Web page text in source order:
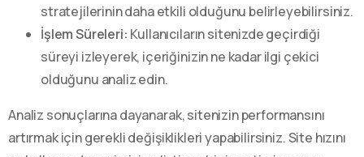
stratejilerinin daha etkili olduğunu belirleyebilirsiniz.
İşlem Süreleri: Kullanıcıların sitenizde geçirdiği
süreyi izleyerek, içeriğinizin ne kadar ilgi çekici
olduğunu analiz edin.
Analiz sonuçlarına dayanarak, sitenizin performansını
artırmak için gerekli değişiklikleri yapabilirsiniz. Site hızını